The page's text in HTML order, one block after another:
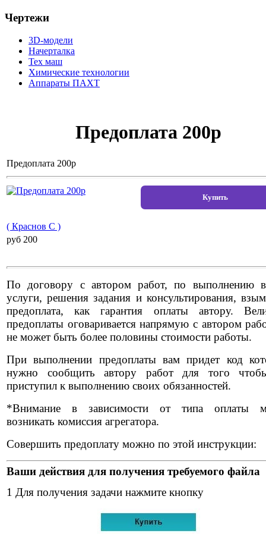
Чертежи
3D-модели
Начерталка
Тех маш
Химические технологии
Аппараты ПАХТ
Предоплата 200р
Предоплата 200р
( Краснов С )
pуб 200
По договору с автором работ, по выполнению
услуги, решения задания и консультирования,
предоплата, как гарантия оплаты автору.
предоплаты оговаривается напрямую с автором
не может быть более половины стоимости работы.
При выполнении предоплаты вам придет код
нужно сообщить автору работ для того
приступил к выполнению своих обязанностей.
*Внимание в зависимости от типа оплаты
возникать комиссия агрегатора.
Совершить предоплату можно по этой инструкции:
Ваши действия для получения требуемого файла
1 Для получения задачи нажмите кнопку